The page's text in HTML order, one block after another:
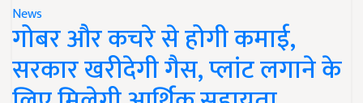
News
गोबर और कचरे से होगी कमाई,
सरकार खरीदेगी गैस, प्लांट लगाने के